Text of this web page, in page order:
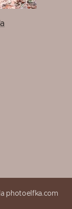
photoelfka.com